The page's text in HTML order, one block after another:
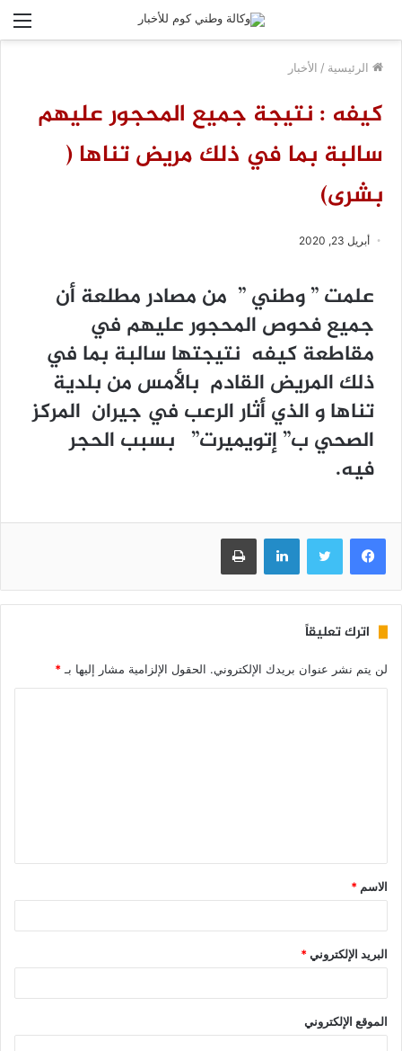
الرئيسية / الأخبار
كيفه : نتيجة جميع المحجور عليهم
سالبة بما في ذلك مريض تناها (
بشرى)
أبريل 23, 2020
علمت ” وطني ” من مصادر مطلعة أن
جميع فحوص المحجور عليهم في
مقاطعة كيفه نتيجتها سالبة بما في
ذلك المريض القادم بالأمس من بلدية
تناها و الذي أثار الرعب في جيران المركز
الصحي ب” إتويميرت” بسبب الحجر
فيه.
فيسبوك تويتر لينكدإن طباعة
اترك تعليقاً
لن يتم نشر عنوان بريدك الإلكتروني. الحقول الإلزامية مشار إليها بـ *
الاسم *
البريد الإلكتروني*
الموقع الإلكتروني